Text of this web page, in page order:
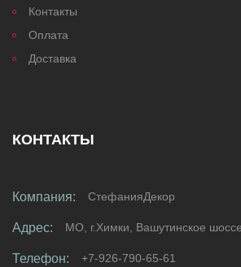
Контакты
Оплата
Доставка
КОНТАКТЫ
Компания: СтефанияДекор
Адрес: МО, г.Химки, Вашутинское
Телефон: +7-926-790-65-61